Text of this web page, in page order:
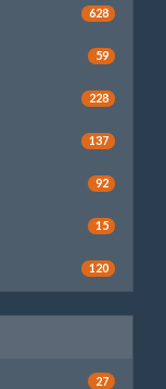
628
59
228
137
92
15
120
27